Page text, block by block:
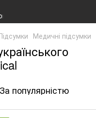
Медичні підсумки
За популярністю